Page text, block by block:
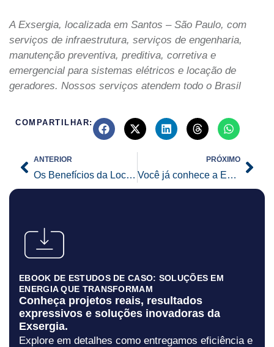
A Exsergia, localizada em Santos – São Paulo, com
serviços de infraestrutura, serviços de engenharia,
manutenção preventiva, preditiva, corretiva e
emergencial para sistemas elétricos e locação de
geradores. Nossos serviços atendem todo o Brasil
COMPARTILHAR:
Prev
ANTERIOR
Os Benefícios da Locação de Guindaste Móvel
PRÓXIMO
Você já conhece a Exsergia?
EBOOK DE ESTUDOS DE CASO: SOLUÇÕES EM
ENERGIA QUE TRANSFORMAM
Conheça projetos reais, resultados
expressivos e soluções inovadoras da
Exsergia.
Explore em detalhes como entregamos eficiência e